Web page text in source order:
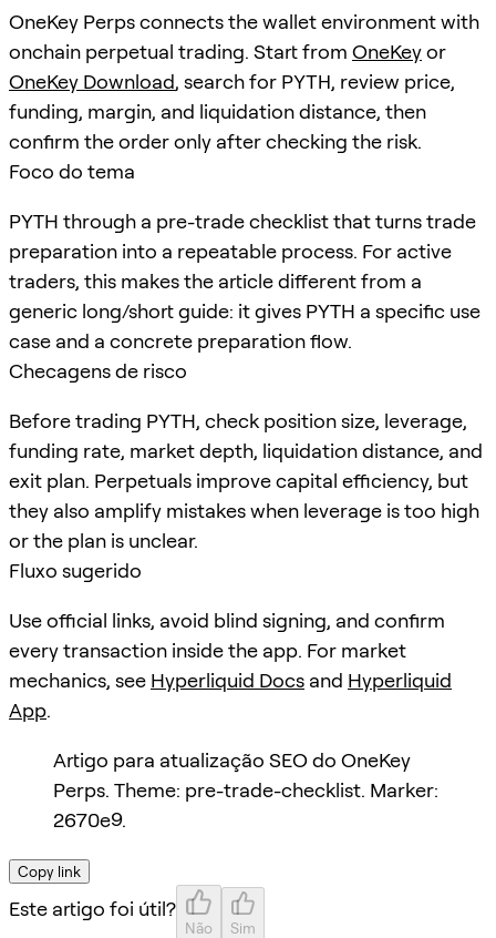
OneKey Perps connects the wallet environment with
onchain perpetual trading. Start from OneKeyor
OneKey Download, search for PYTH, review price,
funding, margin, and liquidation distance, then
confirm the order only after checking the risk.
Foco do tema
PYTH through a pre-trade checklist that turns trade
preparation into a repeatable process. For active
traders, this makes the article different from a
generic long/short guide: it gives PYTH a specific use
case and a concrete preparation flow.
Checagens de risco
Before trading PYTH, check position size, leverage,
funding rate, market depth, liquidation distance, and
exit plan. Perpetuals improve capital efficiency, but
they also amplify mistakes when leverage is too high
or the plan is unclear.
Fluxo sugerido
Use official links, avoid blind signing, and confirm
every transaction inside the app. For market
mechanics, see Hyperliquid Docs and Hyperliquid
App.
Artigo para atualização SEO do OneKey
Perps. Theme: pre-trade-checklist. Marker:
2670e9.
Copy link
Este artigo foi útil?
Não Sim